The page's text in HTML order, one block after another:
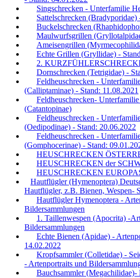
Singschrecken - Unterfamilie
Sattelschrecken
Buckelschrecken
Maulwurfsgrillen
Ameisengrillen
Echte Grillen (Gryllidae) -
2.
Dornschrecken (Tetrigidae) -
Feldheuschrecken -
(Calliptaminae) - Stand: 11.08.2021
Feldheuschrecken-
(Catantopinae)
Feldheuschrecken -
(Oedipodinae) - Stand: 20.06.2022
Feldheuschrecken -
(Gomphocerinae) - Stand:
HEUSCHRECKEN
HEUSCHRECKEN der
HEUSCHRECKEN
Hautflügler (Hymenoptera)
Hautflügler, z.B. Bienen, Wespen-
Hautflügler Hymenoptera -
Bildersammlungen
1. Taillenwespen (Apocrita) -
Bildersammlungen
Echte Bienen (Apidae) -
14.02.2022
Kropfsammler (Colletidae) -
- Artenportraits und
Bauchsammler (Megachilidae)-